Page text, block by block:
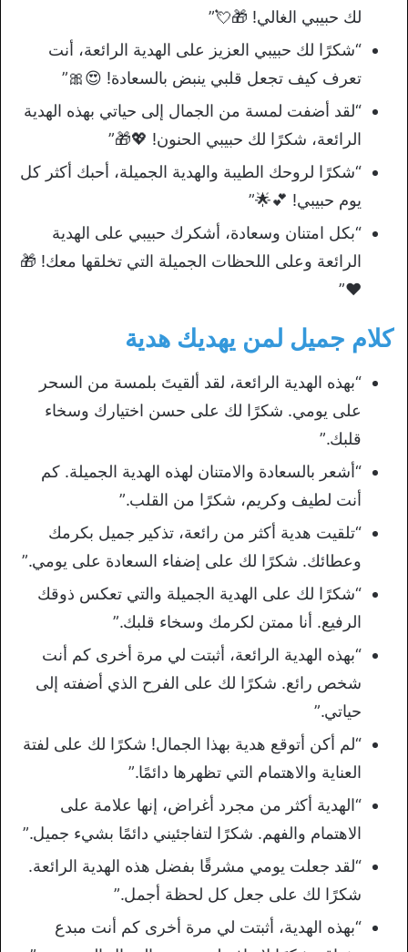
لك حبيبي الغالي! 🎁💘”
“شكرًا لك حبيبي العزيز على الهدية الرائعة، أنت
تعرف كيف تجعل قلبي ينبض بالسعادة! 😍🎀”
“لقد أضفت لمسة من الجمال إلى حياتي بهذه الهدية
الرائعة، شكرًا لك حبيبي الحنون! 💖🎁”
“شكرًا لروحك الطيبة والهدية الجميلة، أحبك أكثر كل
يوم حبيبي! 💕🌟”
“بكل امتنان وسعادة، أشكرك حبيبي على الهدية
الرائعة وعلى اللحظات الجميلة التي تخلقها معك! 🎁
❤️”
كلام جميل لمن يهديك هدية
“بهذه الهدية الرائعة، لقد ألقيتَ بلمسة من السحر
على يومي. شكرًا لك على حسن اختيارك وسخاء
قلبك.”
“أشعر بالسعادة والامتنان لهذه الهدية الجميلة. كم
أنت لطيف وكريم، شكرًا من القلب.”
“تلقيت هدية أكثر من رائعة، تذكير جميل بكرمك
وعطائك. شكرًا لك على إضفاء السعادة على يومي.”
“شكرًا لك على الهدية الجميلة والتي تعكس ذوقك
الرفيع. أنا ممتن لكرمك وسخاء قلبك.”
“بهذه الهدية الرائعة، أثبتت لي مرة أخرى كم أنت
شخص رائع. شكرًا لك على الفرح الذي أضفته إلى
حياتي.”
“لم أكن أتوقع هدية بهذا الجمال! شكرًا لك على لفتة
العناية والاهتمام التي تظهرها دائمًا.”
“الهدية أكثر من مجرد أغراض، إنها علامة على
الاهتمام والفهم. شكرًا لتفاجئيني دائمًا بشيء جميل.”
“لقد جعلت يومي مشرقًا بفضل هذه الهدية الرائعة.
شكرًا لك على جعل كل لحظة أجمل.”
“بهذه الهدية، أثبتت لي مرة أخرى كم أنت مبدع